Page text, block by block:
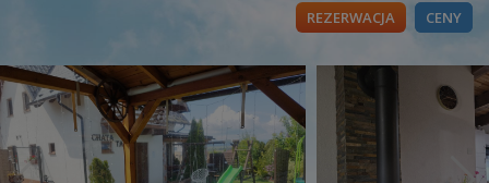
REZERWACJA CENY